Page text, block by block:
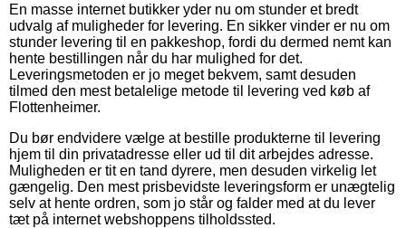
En masse internet butikker yder nu om stunder et bredt
udvalg af muligheder for levering. En sikker vinder er nu om
stunder levering til en pakkeshop, fordi du dermed nemt kan
hente bestillingen når du har mulighed for det.
Leveringsmetoden er jo meget bekvem, samt desuden
tilmed den mest betalelige metode til levering ved køb af
Flottenheimer.
Du bør endvidere vælge at bestille produkterne til levering
hjem til din privatadresse eller ud til dit arbejdes adresse.
Muligheden er tit en tand dyrere, men desuden virkelig let
gængelig. Den mest prisbevidste leveringsform er unægtelig
selv at hente ordren, som jo står og falder med at du lever
tæt på internet webshoppens tilholdssted.